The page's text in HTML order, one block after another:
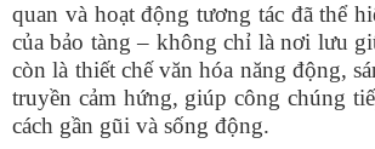
quan và hoạt động tương tác đã thể
của bảo tàng – không chỉ là nơi lưu
còn là thiết chế văn hóa năng động,
truyền cảm hứng, giúp công chúng
cách gần gũi và sống động.